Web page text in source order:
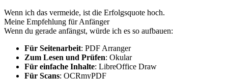
Wenn ich das vermeide, ist die Erfolgsquote hoch.
Meine Empfehlung für Anfänger
Wenn du gerade anfängst, würde ich es so aufbauen:
Für Seitenarbeit: PDF Arranger
Zum Lesen und Prüfen: Okular
Für einfache Inhalte: LibreOffice Draw
Für Scans: OCRmyPDF